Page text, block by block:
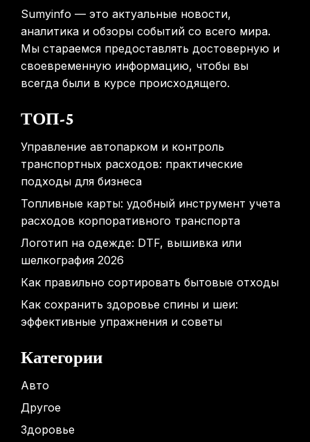
Sumyinfo — это актуальные новости,
аналитика и обзоры событий со всего мира.
Мы стараемся предоставлять достоверную и
своевременную информацию, чтобы вы
всегда были в курсе происходящего.
ТОП-5
Управление автопарком и контроль
транспортных расходов: практические
подходы для бизнеса
Топливные карты: удобный инструмент учета
расходов корпоративного транспорта
Логотип на одежде: DTF, вышивка или
шелкография 2026
Как правильно сортировать бытовые отходы
Как сохранить здоровье спины и шеи:
эффективные упражнения и советы
Категории
Авто
Другое
Здоровье